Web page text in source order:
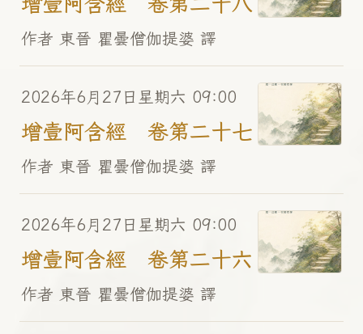
作者 東晉 瞿曇僧伽提婆 譯
2026年6月27日星期六 09:00
增壹阿含經 卷第二十七
作者 東晉 瞿曇僧伽提婆 譯
2026年6月27日星期六 09:00
增壹阿含經 卷第二十六
作者 東晉 瞿曇僧伽提婆 譯